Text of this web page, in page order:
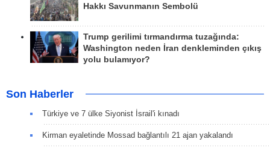
Hakkı Savunmanın Sembolü
Trump gerilimi tırmandırma tuzağında:
Washington neden İran denkleminden çıkış
yolu bulamıyor?
Son Haberler
Türkiye ve 7 ülke Siyonist İsrail'i kınadı
Kirman eyaletinde Mossad bağlantılı 21 ajan yakalandı